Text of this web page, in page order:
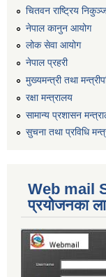
चितवन राष्ट्रिय
नेपाल कानुन आयोग
लोक सेवा आयोग
नेपाल प्रहरी
मुख्यमन्त्री तथा
रक्षा मन्त्रालय
सामान्य प्रशासन
सुचना तथा प्रविधि
Web mail
प्रयोजनका